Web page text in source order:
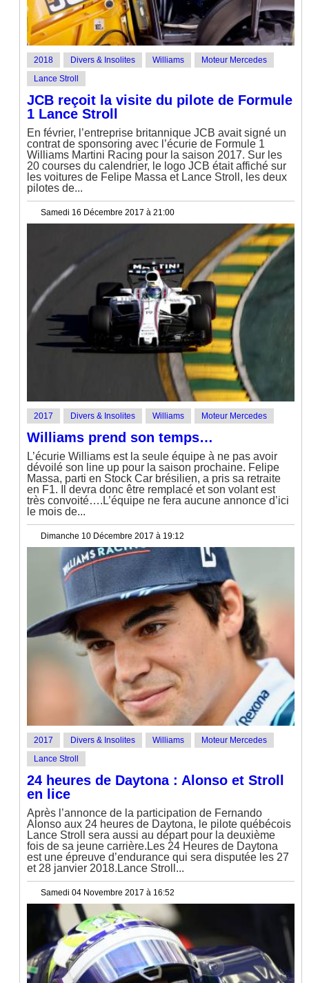
2018 Divers & Insolites Williams
Moteur Mercedes
Lance Stroll
JCB reçoit la visite du pilote de Formule
1 Lance Stroll
En février, l’entreprise britannique JCB avait signé un
contrat de sponsoring avec l’écurie de Formule 1
Williams Martini Racing pour la saison 2017. Sur les
20 courses du calendrier, le logo JCB était affiché sur
les voitures de Felipe Massa et Lance Stroll, les deux
pilotes de...
Samedi 16 Décembre 2017 à 21:00
2017 Divers & Insolites Williams Moteur Mercedes
Williams prend son temps…
L’écurie Williams est la seule équipe à ne pas avoir
dévoilé son line up pour la saison prochaine. Felipe
Massa, parti en Stock Car brésilien, a pris sa retraite
en F1. Il devra donc être remplacé et son volant est
très convoité….L’équipe ne fera aucune annonce d’ici
le mois de...
Dimanche 10 Décembre 2017 à 19:12
2017 Divers & Insolites Williams
Moteur Mercedes
Lance Stroll
24 heures de Daytona : Alonso et Stroll
en lice
Après l’annonce de la participation de Fernando
Alonso aux 24 heures de Daytona, le pilote québécois
Lance Stroll sera aussi au départ pour la deuxième
fois de sa jeune carrière.Les 24 Heures de Daytona
est une épreuve d’endurance qui sera disputée les 27
et 28 janvier 2018.Lance Stroll...
Samedi 04 Novembre 2017 à 16:52